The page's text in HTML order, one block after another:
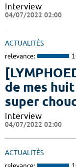
Interview
04/07/2022 02:00
ACTUALITÉS
relevance:
de mes
super
Interview
04/07/2022 02:00
ACTUALITÉS